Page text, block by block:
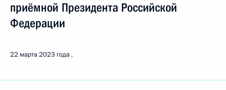
приёмной Президента Российской
Федерации
22 марта 2023 года